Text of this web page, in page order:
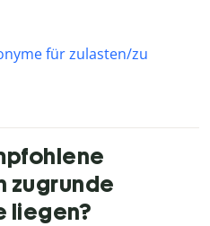
für zulasten/zu
zugrunde
liegen?